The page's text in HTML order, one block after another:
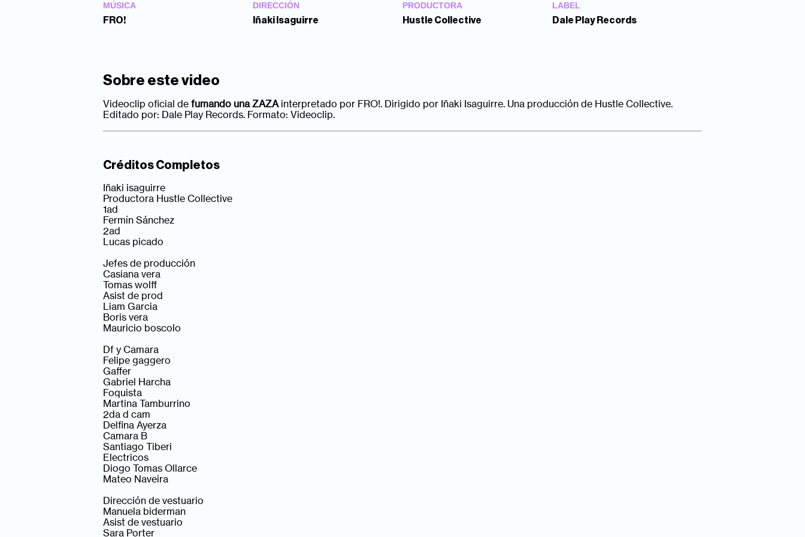
MÚSICA
FRO!
DIRECCIÓN
Iñaki Isaguirre
PRODUCTORA
Hustle Collective
LABEL
Dale Play Records
Sobre este video
Videoclip oficial de fumando una ZAZAinterpretado por FRO!. Dirigido por Iñaki Isaguirre. Una producción de Hustle Collective.
Editado por: Dale Play Records. Formato: Videoclip.
Créditos Completos
Iñaki isaguirre
Productora Hustle Collective
1ad
Fermín Sánchez
2ad
Lucas picado
Jefes de producción
Casiana vera
Tomas wolff
Asist de prod
Liam Garcia
Boris vera
Mauricio boscolo
Df y Camara
Felipe gaggero
Gaffer
Gabriel Harcha
Foquista
Martina Tamburrino
2da d cam
Delfina Ayerza
Camara B
Santiago Tiberi
Electricos
Diogo Tomas Ollarce
Mateo Naveira
Dirección de vestuario
Manuela biderman
Asist de vestuario
Sara Porter